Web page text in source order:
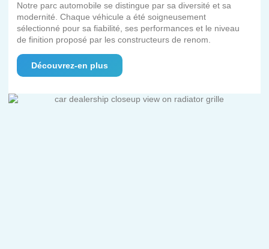
Notre parc automobile se distingue par sa diversité et sa
modernité. Chaque véhicule a été soigneusement
sélectionné pour sa fiabilité, ses performances et le niveau
de finition proposé par les constructeurs de renom.
Découvrez-en plus